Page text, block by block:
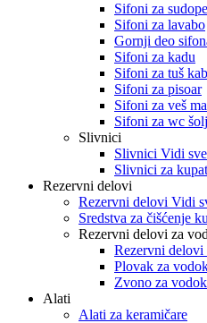
Sifoni za
Sifoni za lavabo
Gornji deo
Sifoni za kadu
Sifoni za tuš
Sifoni za pisoar
Sifoni za veš
Sifoni za wc
Slivnici
Slivnici Vidi sve
Slivnici za
Rezervni delovi
Rezervni delovi Vidi
Sredstva za čišćenje
Rezervni delovi za
Rezervni
Plovak za
Zvono za
Alati
Alati za keramičare